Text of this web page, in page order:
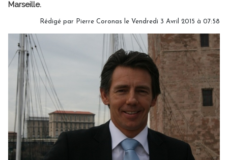
Marseille.
Rédigé par Pierre Coronas le Vendredi 3 Avril 2015 à 07:58